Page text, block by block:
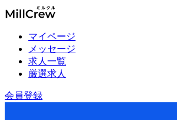
マイページ
メッセージ
求人一覧
厳選求人
会員登録